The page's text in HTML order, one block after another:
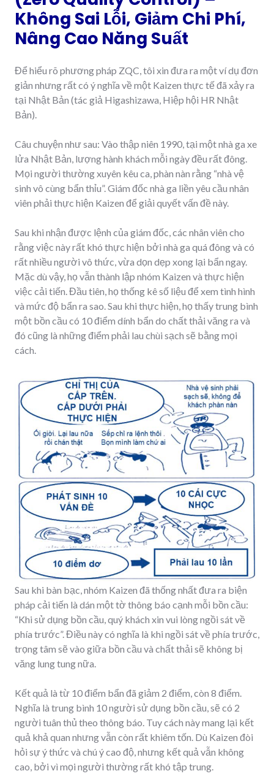
Không Sai Lỗi, Giảm Chi Phí,
Nâng Cao Năng Suất
Để hiểu rõ phương pháp ZQC, tôi xin đưa ra một ví dụ đơn
giản nhưng rất có ý nghĩa về một Kaizen thực tế đã xảy ra
tại Nhật Bản (tác giả Higashizawa, Hiệp hội HR Nhật
Bản).
Câu chuyện như sau: Vào thập niên 1990, tại một nhà ga xe
lửa Nhật Bản, lượng hành khách mỗi ngày đều rất đông.
Mọi người thường xuyên kêu ca, phàn nàn rằng “nhà vệ
sinh vô cùng bẩn thỉu”. Giám đốc nhà ga liền yêu cầu nhân
viên phải thực hiện Kaizen để giải quyết vấn đề này.
Sau khi nhận được lệnh của giám đốc, các nhân viên cho
rằng việc này rất khó thực hiện bởi nhà ga quá đông và có
rất nhiều người vô thức, vừa dọn dẹp xong lại bẩn ngay.
Mặc dù vậy, họ vẫn thành lập nhóm Kaizen và thực hiện
việc cải tiến. Đầu tiên, họ thống kê số liệu để xem tình hình
và mức độ bẩn ra sao. Sau khi thực hiện, họ thấy trung bình
một bồn cầu có 10 điểm dính bẩn do chất thải văng ra và
đó cũng là những điểm phải lau chùi sạch sẽ bằng mọi
cách.
Sau khi bàn bạc, nhóm Kaizen đã thống nhất đưa ra biện
pháp cải tiến là dán một tờ thông báo cạnh mỗi bồn cầu:
“Khi sử dụng bồn cầu, quý khách xin vui lòng ngồi sát về
phía trước”. Điều này có nghĩa là khi ngồi sát về phía trước,
trọng tâm sẽ vào giữa bồn cầu và chất thải sẽ không bị
văng lung tung nữa.
Kết quả là từ 10 điểm bẩn đã giảm 2 điểm, còn 8 điểm.
Nghĩa là trung bình 10 người sử dụng bồn cầu, sẽ có 2
người tuân thủ theo thông báo. Tuy cách này mang lại kết
quả khả quan nhưng vẫn còn rất khiêm tốn. Dù Kaizen đòi
hỏi sự ý thức và chú ý cao độ, nhưng kết quả vẫn không
cao, bởi vì mọi người thường rất khó tập trung.